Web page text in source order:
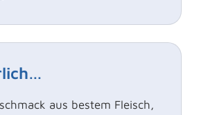
aus bestem Fleisch,